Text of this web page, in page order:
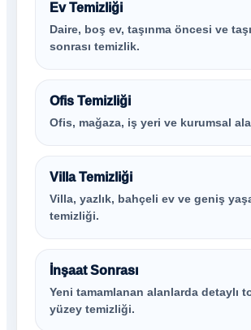
Ev Temizliği
Daire, boş ev, taşınma öncesi ve
sonrası temizlik.
Ofis Temizliği
Ofis, mağaza, iş yeri ve kurumsal
Villa Temizliği
Villa, yazlık, bahçeli ev ve geniş
temizliği.
İnşaat Sonrası
Yeni tamamlanan alanlarda detaylı
yüzey temizliği.